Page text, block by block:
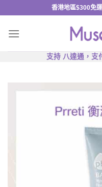
content
香港地區$300免
支持 八達通，支